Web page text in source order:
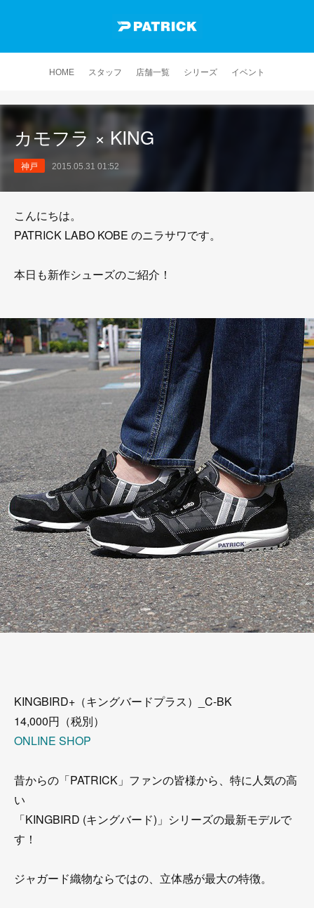
HOME スタッフ 店舗一覧 シリーズ イベント
カモフラ × KING
神戸 2015.05.31 01:52
こんにちは。
PATRICK LABO KOBE のニラサワです。
本日も新作シューズのご紹介！
KINGBIRD+（キングバードプラス）_C-BK
14,000円（税別）
ONLINE SHOP
昔からの「PATRICK」ファンの皆様から、特に人気の高
い
「KINGBIRD (キングバード)」シリーズの最新モデルで
す！
ジャガード織物ならではの、立体感が最大の特徴。